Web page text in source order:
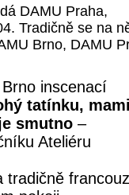
DAMU Praha,
Tradičně se na
Brno, DAMU
inscenací
tatínku,
smutno –
Ateliéru
tradičně